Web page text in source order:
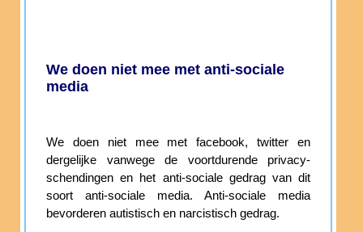
We doen niet mee met anti-sociale
media
We doen niet mee met facebook, twitter en
dergelijke vanwege de voortdurende privacy-
schendingen en het anti-sociale gedrag van dit
soort anti-sociale media. Anti-sociale media
bevorderen autistisch en narcistisch gedrag.